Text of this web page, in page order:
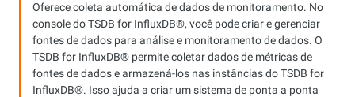
Oferece coleta automática de dados de monitoramento. No
console do TSDB for InfluxDB®, você pode criar e gerenciar
fontes de dados para análise e monitoramento de dados. O
TSDB for InfluxDB® permite coletar dados de métricas de
fontes de dados e armazená-los nas instâncias do TSDB for
InfluxDB®. Isso ajuda a criar um sistema de ponta a ponta